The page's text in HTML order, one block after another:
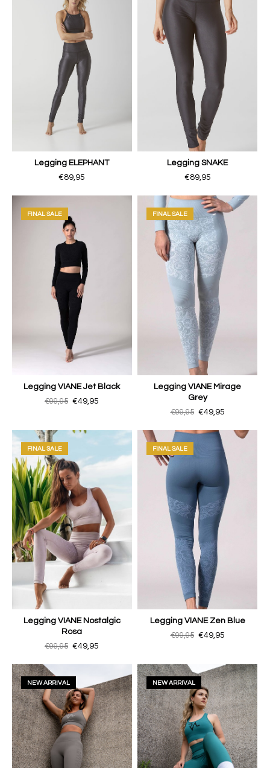
Legging ELEPHANT
€89,95
Legging SNAKE
€89,95
FINAL SALE
Legging VIANE Jet Black
€99,95 €49,95
FINAL SALE
Legging VIANE Mirage
Grey
€99,95 €49,95
FINAL SALE
Legging VIANE Nostalgic
Rosa
€99,95 €49,95
FINAL SALE
Legging VIANE Zen Blue
€99,95 €49,95
NEW ARRIVAL NEW ARRIVAL